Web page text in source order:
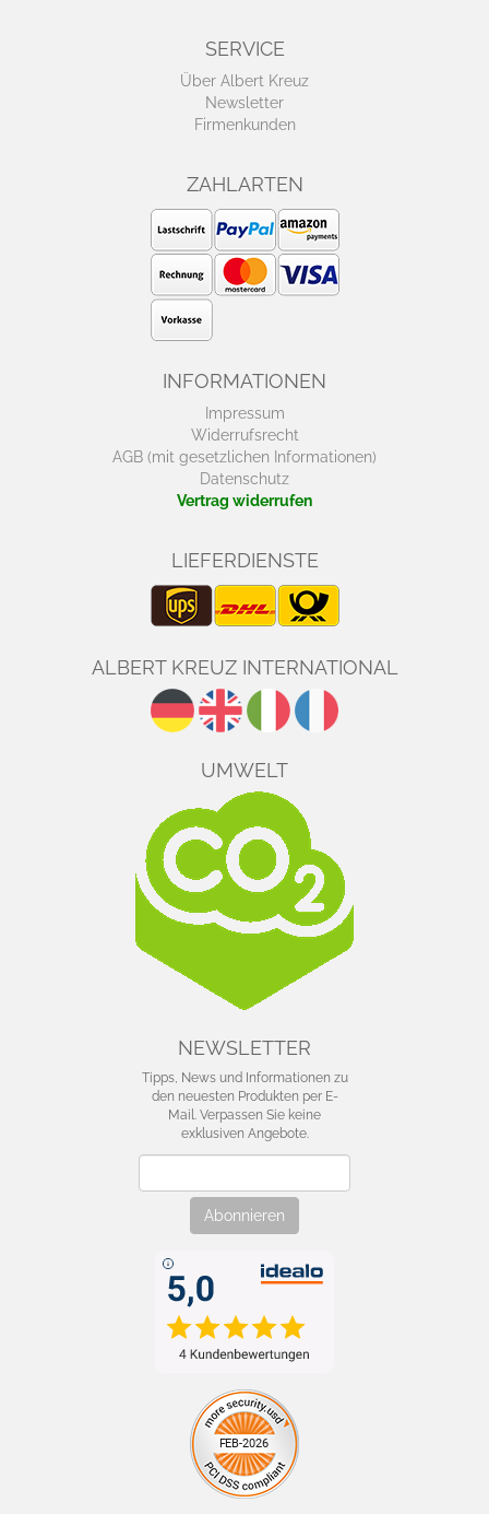
SERVICE
Über Albert Kreuz
Newsletter
Firmenkunden
ZAHLARTEN
INFORMATIONEN
Impressum
Widerrufsrecht
AGB (mit gesetzlichen Informationen)
Datenschutz
Vertrag widerrufen
LIEFERDIENSTE
ALBERT KREUZ INTERNATIONAL
UMWELT
NEWSLETTER
Tipps, News und Informationen zu
den neuesten Produkten per E-
Mail. Verpassen Sie keine
exklusiven Angebote.
Abonnieren